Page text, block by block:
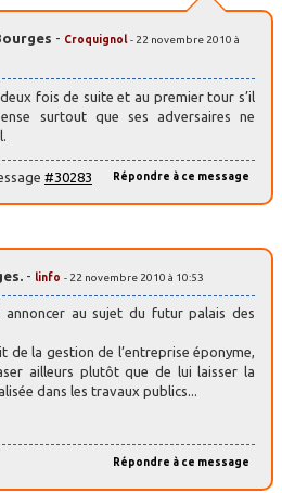
- Croquignol - 22 novembre 2010 à
fois de suite et au premier tour s’il
surtout que ses adversaires ne
Répondre à ce message
#30283
- linfo - 22 novembre 2010 à 10:53
annoncer au sujet du futur palais des
de la gestion de l’entreprise éponyme,
ailleurs plutôt que de lui laisser la
dans les travaux publics...
Répondre à ce message